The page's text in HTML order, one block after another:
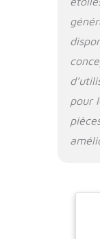
pour